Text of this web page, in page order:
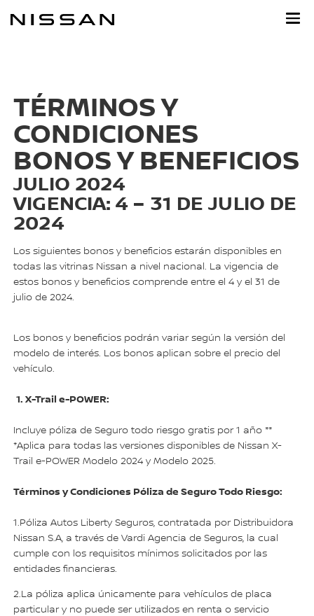
TÉRMINOS Y
CONDICIONES
BONOS Y BENEFICIOS
JULIO 2024
VIGENCIA: 4 – 31 DE JULIO DE
2024
Los siguientes bonos y beneficios estarán disponibles en
todas las vitrinas Nissan a nivel nacional. La vigencia de
estos bonos y beneficios comprende entre el 4 y el 31 de
julio de 2024.
Los bonos y beneficios podrán variar según la versión del
modelo de interés. Los bonos aplican sobre el precio del
vehículo.
1. X-Trail e-POWER:
Incluye póliza de Seguro todo riesgo gratis por 1 año **
*Aplica para todas las versiones disponibles de Nissan X-
Trail e-POWER Modelo 2024 y Modelo 2025.
Términos y Condiciones Póliza de Seguro Todo Riesgo:
1.Póliza Autos Liberty Seguros, contratada por Distribuidora
Nissan S.A, a través de Vardi Agencia de Seguros, la cual
cumple con los requisitos mínimos solicitados por las
entidades financieras.
2.La póliza aplica únicamente para vehículos de placa
particular y no puede ser utilizados en renta o servicio